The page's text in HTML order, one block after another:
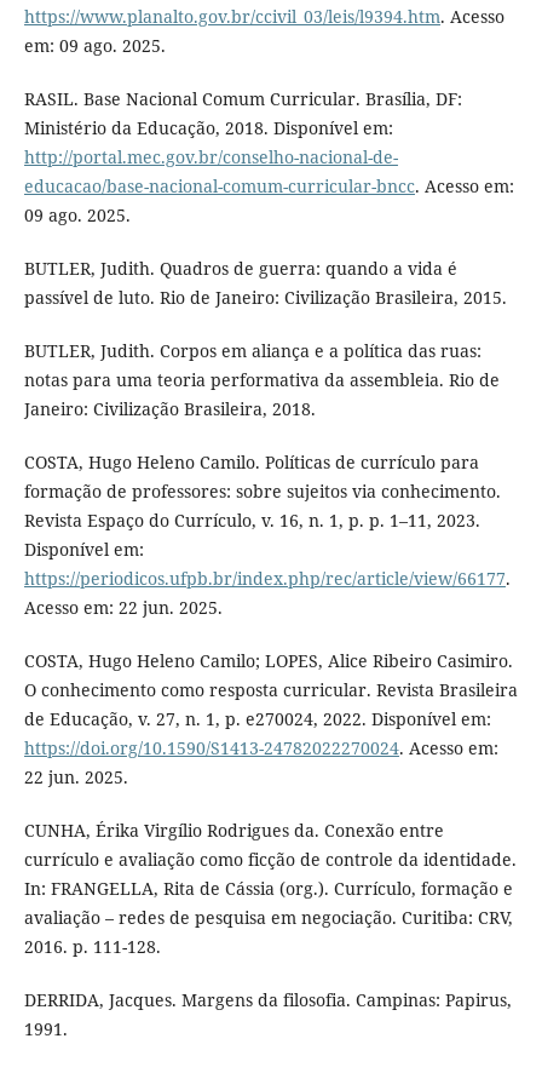
https://www.planalto.gov.br/ccivil_03/leis/l9394.htm. Acesso
em: 09 ago. 2025.
RASIL. Base Nacional Comum Curricular. Brasília, DF:
Ministério da Educação, 2018. Disponível em:
http://portal.mec.gov.br/conselho-nacional-de-
educacao/base-nacional-comum-curricular-bncc. Acesso em:
09 ago. 2025.
BUTLER, Judith. Quadros de guerra: quando a vida é
passível de luto. Rio de Janeiro: Civilização Brasileira, 2015.
BUTLER, Judith. Corpos em aliança e a política das ruas:
notas para uma teoria performativa da assembleia. Rio de
Janeiro: Civilização Brasileira, 2018.
COSTA, Hugo Heleno Camilo. Políticas de currículo para
formação de professores: sobre sujeitos via conhecimento.
Revista Espaço do Currículo, v. 16, n. 1, p. p. 1–11, 2023.
Disponível em:
https://periodicos.ufpb.br/index.php/rec/article/view/66177.
Acesso em: 22 jun. 2025.
COSTA, Hugo Heleno Camilo; LOPES, Alice Ribeiro Casimiro.
O conhecimento como resposta curricular. Revista Brasileira
de Educação, v. 27, n. 1, p. e270024, 2022. Disponível em:
https://doi.org/10.1590/S1413-24782022270024. Acesso em:
22 jun. 2025.
CUNHA, Érika Virgílio Rodrigues da. Conexão entre
currículo e avaliação como ficção de controle da identidade.
In: FRANGELLA, Rita de Cássia (org.). Currículo, formação e
avaliação – redes de pesquisa em negociação. Curitiba: CRV,
2016. p. 111-128.
DERRIDA, Jacques. Margens da filosofia. Campinas: Papirus,
1991.